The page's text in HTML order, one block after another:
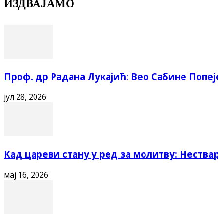
Проф. др Радана Лукајић: Вео Сабине
јул 28, 2026
Кад цареви стану у ред за молитву:
мај 16, 2026